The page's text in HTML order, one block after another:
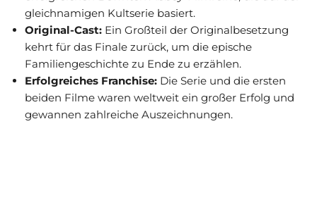
gleichnamigen Kultserie basiert.
Original-Cast: Ein Großteil der Originalbesetzung
kehrt für das Finale zurück, um die epische
Familiengeschichte zu Ende zu erzählen.
Erfolgreiches Franchise: Die Serie und die ersten
beiden Filme waren weltweit ein großer Erfolg und
gewannen zahlreiche Auszeichnungen.